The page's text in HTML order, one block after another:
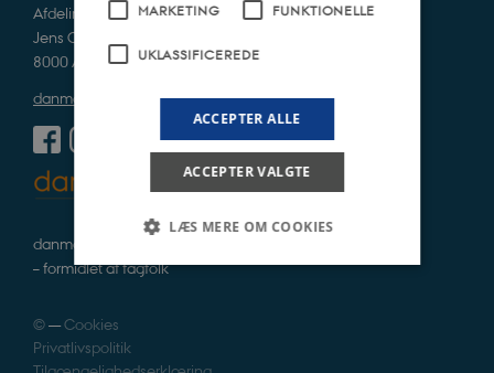
Afdeling for Historie og Klassiske Studier
Jens Chr. Skous Vej 5
8000 Aarhus C
danmarkshistorien@cas.au.dk
danmarkshistorie i tekst, lyd og billede
– formidlet af fagfolk
©—Cookies
Privatlivspolitik
MARKETING FUNKTIONELLE
UKLASSIFICEREDE
ACCEPTER ALLE
ACCEPTER VALGTE
LÆS MERE OM COOKIES